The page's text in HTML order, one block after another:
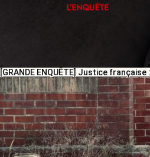
[GRANDE ENQUÊTE] Justice